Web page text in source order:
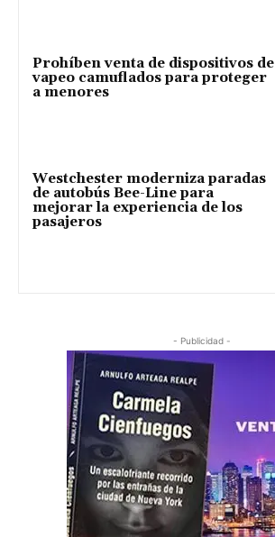
Prohíben venta de dispositivos de
vapeo camuflados para proteger
a menores
Westchester moderniza paradas
de autobús Bee-Line para
mejorar la experiencia de los
pasajeros
- Publicidad -